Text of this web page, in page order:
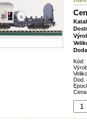
Kód:
Dod.